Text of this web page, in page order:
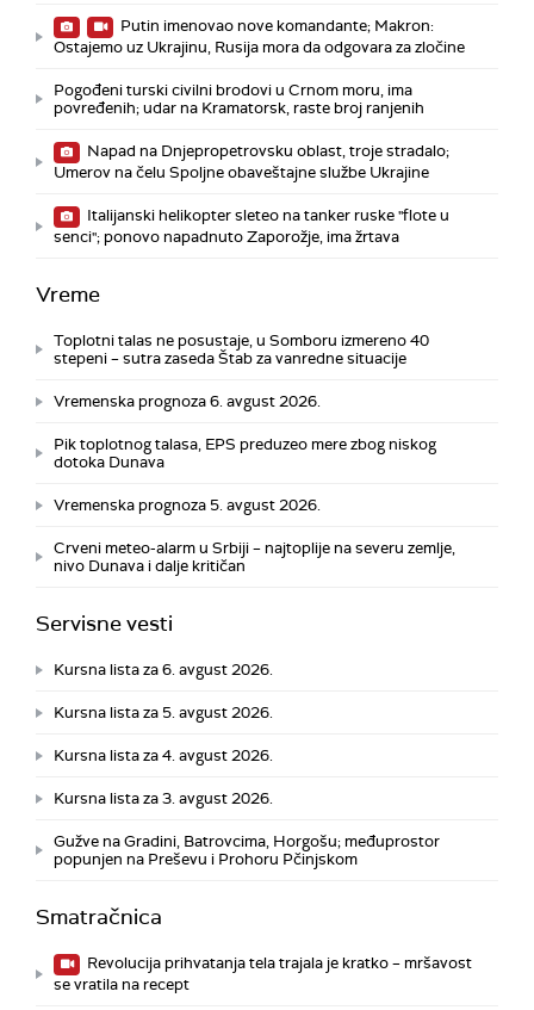
Putin imenovao nove komandante; Makron:
Ostajemo uz Ukrajinu, Rusija mora da odgovara za zločine
Pogođeni turski civilni brodovi u Crnom moru, ima
povređenih; udar na Kramatorsk, raste broj ranjenih
Napad na Dnjepropetrovsku oblast, troje stradalo;
Umerov na čelu Spoljne obaveštajne službe Ukrajine
Italijanski helikopter sleteo na tanker ruske "flote u
senci"; ponovo napadnuto Zaporožje, ima žrtava
Vreme
Toplotni talas ne posustaje, u Somboru izmereno 40
stepeni – sutra zaseda Štab za vanredne situacije
Vremenska prognoza 6. avgust 2026.
Pik toplotnog talasa, EPS preduzeo mere zbog niskog
dotoka Dunava
Vremenska prognoza 5. avgust 2026.
Crveni meteo-alarm u Srbiji – najtoplije na severu zemlje,
nivo Dunava i dalje kritičan
Servisne vesti
Kursna lista za 6. avgust 2026.
Kursna lista za 5. avgust 2026.
Kursna lista za 4. avgust 2026.
Kursna lista za 3. avgust 2026.
Gužve na Gradini, Batrovcima, Horgošu; međuprostor
popunjen na Preševu i Prohoru Pčinjskom
Smatračnica
Revolucija prihvatanja tela trajala je kratko – mršavost
se vratila na recept